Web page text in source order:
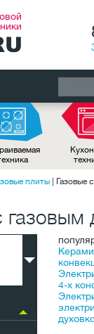
плиты Газовые
4-х